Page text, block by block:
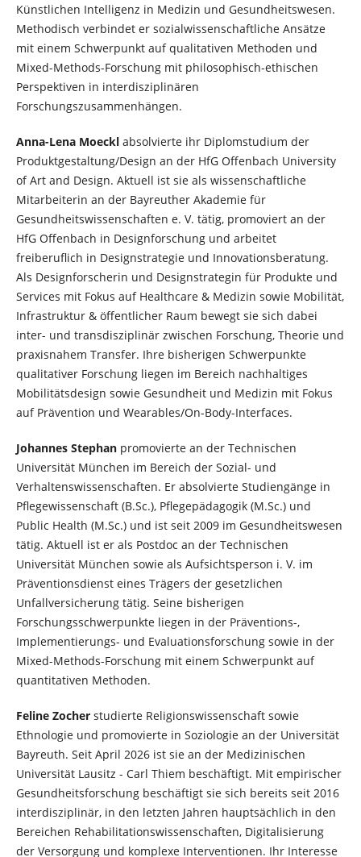
Künstlichen Intelligenz in Medizin und Gesundheitswesen.
Methodisch verbindet er sozialwissenschaftliche Ansätze
mit einem Schwerpunkt auf qualitativen Methoden und
Mixed-Methods-Forschung mit philosophisch-ethischen
Perspektiven in interdisziplinären
Forschungszusammenhängen.
Anna-Lena Moecklabsolvierte ihr Diplomstudium der
Produktgestaltung/Design an der HfG Offenbach University
of Art and Design. Aktuell ist sie als wissenschaftliche
Mitarbeiterin an der Bayreuther Akademie für
Gesundheitswissenschaften e. V. tätig, promoviert an der
HfG Offenbach in Designforschung und arbeitet
freiberuflich in Designstrategie und Innovationsberatung.
Als Designforscherin und Designstrategin für Produkte und
Services mit Fokus auf Healthcare & Medizin sowie Mobilität,
Infrastruktur & öffentlicher Raum bewegt sie sich dabei
inter- und transdisziplinär zwischen Forschung, Theorie und
praxisnahem Transfer. Ihre bisherigen Schwerpunkte
qualitativer Forschung liegen im Bereich nachhaltiges
Mobilitätsdesign sowie Gesundheit und Medizin mit Fokus
auf Prävention und Wearables/On-Body-Interfaces.
Johannes Stephanpromovierte an der Technischen
Universität München im Bereich der Sozial- und
Verhaltenswissenschaften. Er absolvierte Studiengänge in
Pflegewissenschaft (B.Sc.), Pflegepädagogik (M.Sc.) und
Public Health (M.Sc.) und ist seit 2009 im Gesundheitswesen
tätig. Aktuell ist er als Postdoc an der Technischen
Universität München sowie als Aufsichtsperson i. V. im
Präventionsdienst eines Trägers der gesetzlichen
Unfallversicherung tätig. Seine bisherigen
Forschungsschwerpunkte liegen in der Präventions-,
Implementierungs- und Evaluationsforschung sowie in der
Mixed-Methods-Forschung mit einem Schwerpunkt auf
quantitativen Methoden.
Feline Zocherstudierte Religionswissenschaft sowie
Ethnologie und promovierte in Soziologie an der Universität
Bayreuth. Seit April 2026 ist sie an der Medizinischen
Universität Lausitz - Carl Thiem beschäftigt. Mit empirischer
Gesundheitsforschung beschäftigt sie sich bereits seit 2016
interdisziplinär, in den letzten Jahren hauptsächlich in den
Bereichen Rehabilitationswissenschaften, Digitalisierung
der Versorgung und komplexe Interventionen. Ihr Interesse